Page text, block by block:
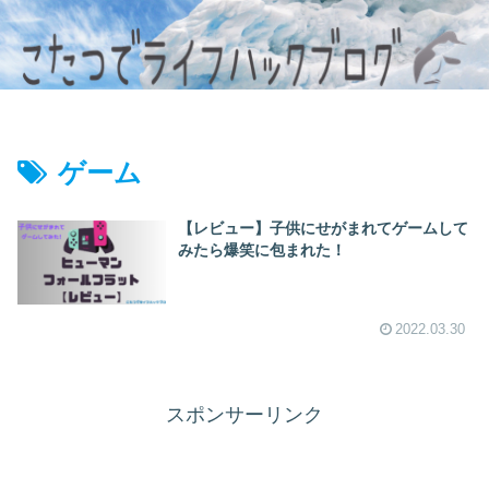
ゲーム
【レビュー】子供にせがまれてゲームして
みたら爆笑に包まれた！
2022.03.30
スポンサーリンク